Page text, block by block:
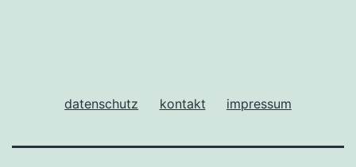
datenschutz kontakt impressum